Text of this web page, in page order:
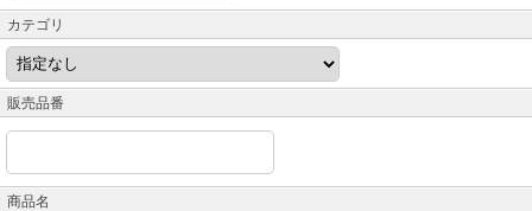
カテゴリ
販売品番
商品名